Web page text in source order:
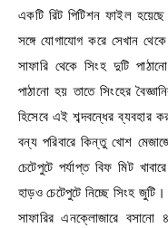
একটি রিট পিটিশন ফাইল
সঙ্গে যোগাযোগ করে সেখান
সাফারি থেকে সিংহ দুটি
পাঠানো হয় তাতে সিংহের
হিসেবে এই শব্দবন্ধের ব্যবহার
বন্য পরিবারে কিন্তু খোশ
চেটেপুটে পর্যাপ্ত বিফ মিট
হাড়ও চেটেপুটে নিচ্ছে সিংহ
সাফারির এনক্লোজারে বসানো